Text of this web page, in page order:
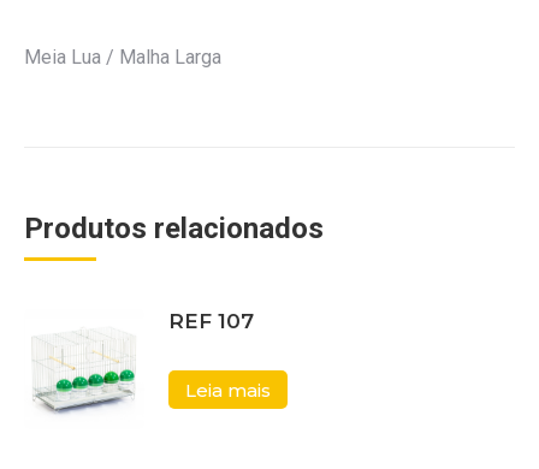
Meia Lua / Malha Larga
Produtos relacionados
REF 107
Leia mais